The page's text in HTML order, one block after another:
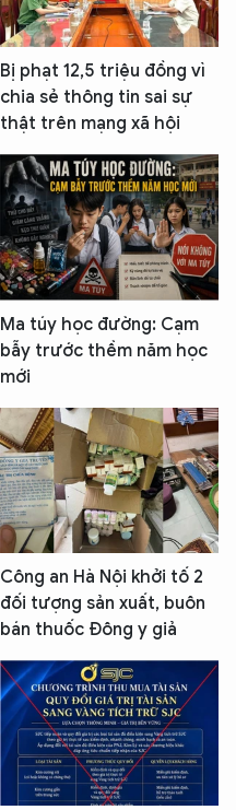
Bị phạt 12,5 triệu đồng vì
chia sẻ thông tin sai sự
thật trên mạng xã hội
Ma túy học đường: Cạm
bẫy trước thềm năm học
mới
Công an Hà Nội khởi tố 2
đối tượng sản xuất, buôn
bán thuốc Đông y giả